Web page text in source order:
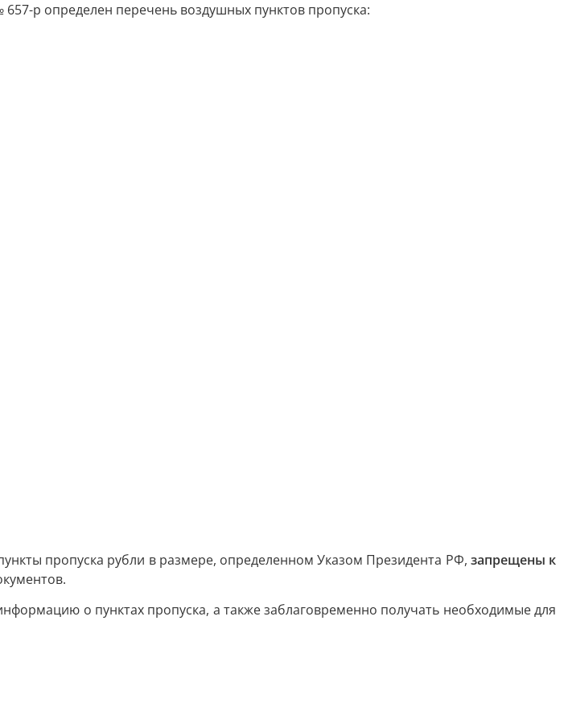
р определен перечень воздушных пунктов пропуска:
пропуска рубли в размере, определенном Указом Президента РФ, запрещены к
о пунктах пропуска, а также заблаговременно получать необходимые для